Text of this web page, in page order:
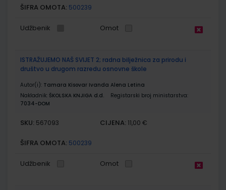
ŠIFRA OMOTA: 500239
Udžbenik Omot
ISTRAŽUJEMO NAŠ SVIJET 2; radna bilježnica za prirodu i
društvo u drugom razredu osnovne škole
Autor(i): Tamara Kisovar Ivanda Alena Letina
Nakladnik: ŠKOLSKA KNJIGA d.d.
Registarski broj ministarstva:
7034-DOM
SKU: 567093 CIJENA: 11,00 €
ŠIFRA OMOTA: 500239
Udžbenik Omot